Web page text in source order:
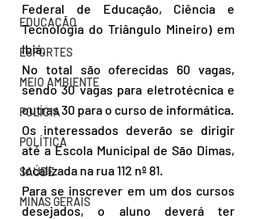
EDUCAÇÃO
ESPORTES
MEIO AMBIENTE
POLÍCIA
POLÍTICA
SAÚDE
MINAS GERAIS
Federal de Educação, Ciência e
Tecnologia do Triângulo Mineiro) em
Ibiá.
No total são oferecidas 60 vagas,
sendo 30 vagas para eletrotécnica e
outras 30 para o curso de informática.
Os interessados deverão se dirigir
até a Escola Municipal de São Dimas,
localizada na rua 112 nº 81.
Para se inscrever em um dos cursos
desejados, o aluno deverá ter